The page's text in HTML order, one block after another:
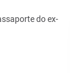
do ex-